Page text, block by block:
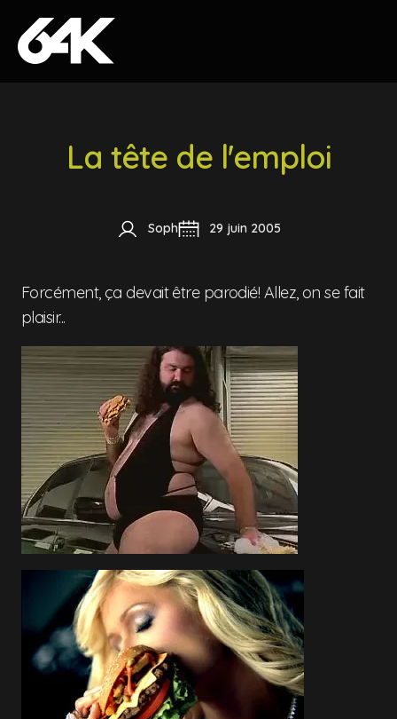
Skip to content
La tête de l'emploi
Soph 29 juin 2005
Forcément, ça devait être parodié! Allez, on se fait
plaisir...